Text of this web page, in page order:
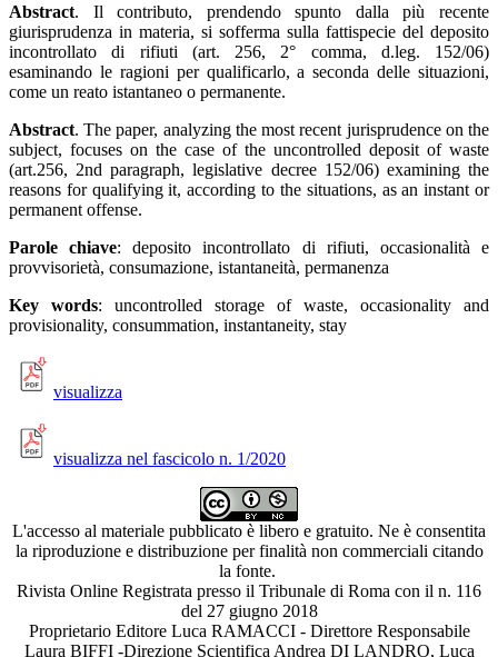
Abstract. Il contributo, prendendo spunto dalla più recente
giurisprudenza in materia, si sofferma sulla fattispecie del deposito
incontrollato di rifiuti (art. 256, 2° comma, d.leg. 152/06)
esaminando le ragioni per qualificarlo, a seconda delle situazioni,
come un reato istantaneo o permanente.
Abstract. The paper, analyzing the most recent jurisprudence on the
subject, focuses on the case of the uncontrolled deposit of waste
(art.256, 2nd paragraph, legislative decree 152/06) examining the
reasons for qualifying it, according to the situations, as an instant or
permanent offense.
Parole chiave: deposito incontrollato di rifiuti, occasionalità e
provvisorietà, consumazione, istantaneità, permanenza
Key words: uncontrolled storage of waste, occasionality and
provisionality, consummation, instantaneity, stay
visualizza
visualizza nel fascicolo n. 1/2020
L'accesso al materiale pubblicato è libero e gratuito. Ne è consentita
la riproduzione e distribuzione per finalità non commerciali citando
la fonte.
Rivista Online Registrata presso il Tribunale di Roma con il n. 116
del 27 giugno 2018
Proprietario Editore Luca RAMACCI - Direttore Responsabile
Laura BIFFI -Direzione Scientifica Andrea DI LANDRO, Luca